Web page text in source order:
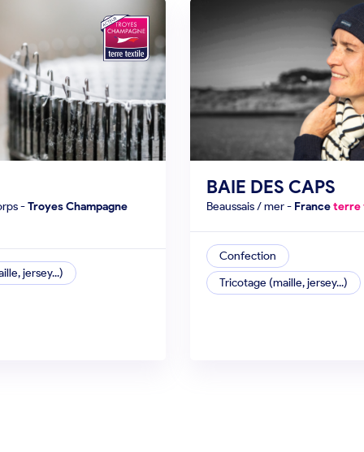
-Troyes Champagne
jersey...)
BAIE DES CAPS
beaussais / mer- Franceterre
Confection
Tricotage (maille, jersey...)